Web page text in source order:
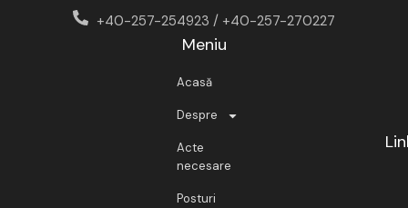
+40-257-254923 / +40-257-270227
Meniu
Acasă
Despre
Acte
necesare
Posturi